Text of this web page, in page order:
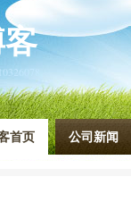
首页 公司新闻